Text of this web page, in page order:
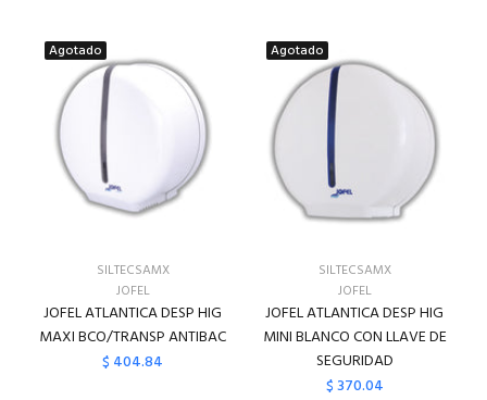
Agotado
SILTECSAMX
JOFEL
JOFEL ATLANTICA DESP HIG
MAXI BCO/TRANSP ANTIBAC
$ 404.84
Agotado
SILTECSAMX
JOFEL
JOFEL ATLANTICA DESP HIG
MINI BLANCO CON LLAVE DE
SEGURIDAD
$ 370.04